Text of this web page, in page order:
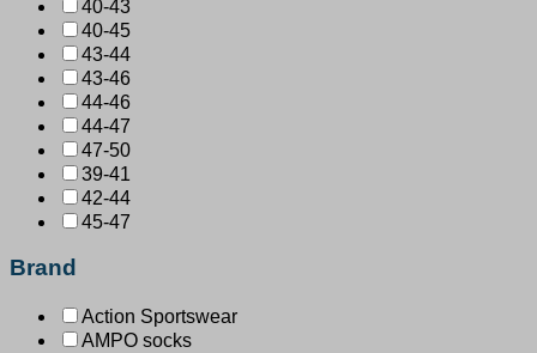
40-43
40-45
43-44
43-46
44-46
44-47
47-50
39-41
42-44
45-47
Brand
Action Sportswear
AMPO socks